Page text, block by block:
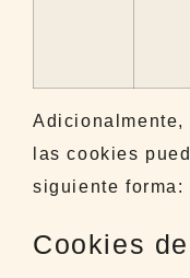
las cookies
siguiente forma:
Cookies